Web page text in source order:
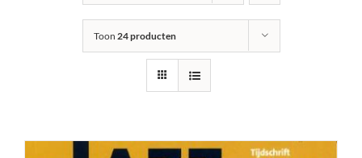
Toon 24 producten